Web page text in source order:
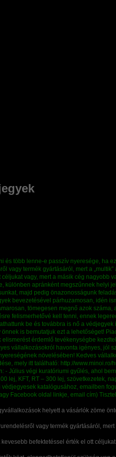
helyett a vásárlók zöme
vagy termék gyártásáról,
befektetéssel érték el ott